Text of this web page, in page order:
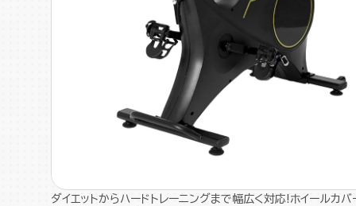
ダイエットからハードトレーニングまで幅広く対応!ホイールカバ